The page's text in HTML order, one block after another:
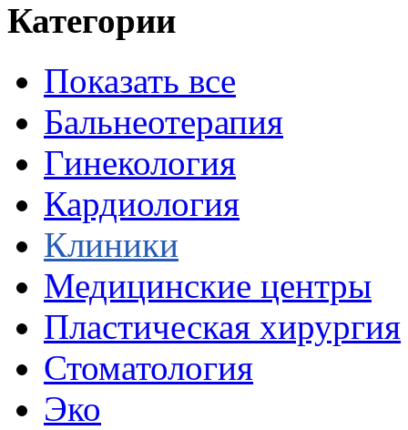
Категории
Показать все
Бальнеотерапия
Гинекология
Кардиология
Клиники
Медицинские центры
Пластическая хирургия
Стоматология
Эко